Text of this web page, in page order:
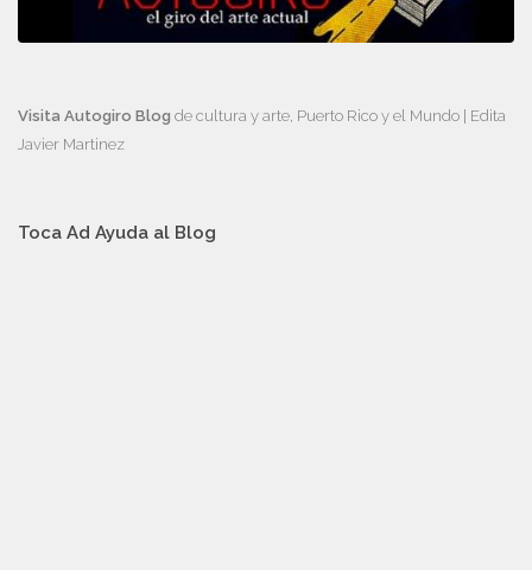
Visita Autogiro Blog de cultura y arte, Puerto Rico y el Mundo | Edita
Javier Martinez
Toca Ad Ayuda al Blog